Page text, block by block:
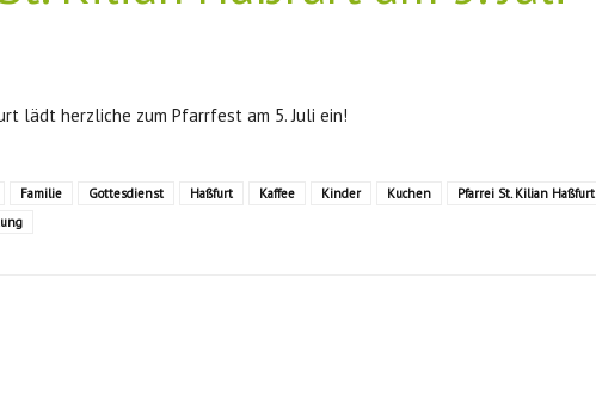
lädt herzliche zum Pfarrfest am 5. Juli ein!
Familie Gottesdienst Haßfurt Kaffee Kinder Kuchen
Pfarrei St. Kilian Haßfurt